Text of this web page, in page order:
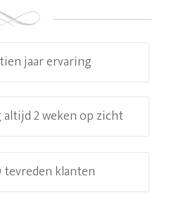
jaar ervaring
2 weken op zicht
tevreden klanten